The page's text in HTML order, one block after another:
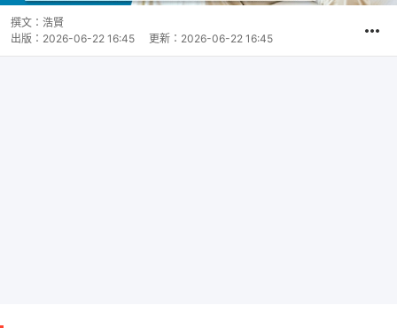
撰文： 浩賢
出版： 2026-06-22 16:45 更新： 2026-06-22 16:45